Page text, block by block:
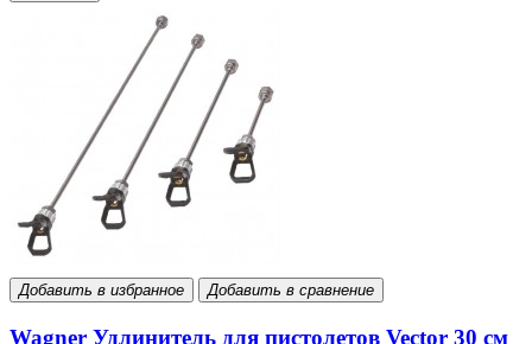
Добавить в избранное Добавить в сравнение
Wagner Удлинитель для пистолетов Vector 30 см